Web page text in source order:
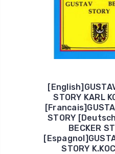
STORY KARL
STORY
BECKER
STORY